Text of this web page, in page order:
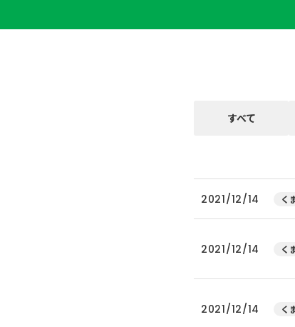
すべて
2021/12/14 く
2021/12/14 く
2021/12/14 く